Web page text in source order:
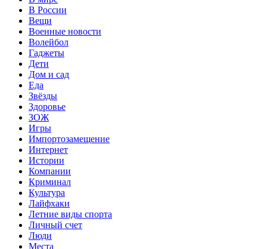
В России
Вещи
Военные новости
Волейбол
Гаджеты
Дети
Дом и сад
Еда
Звёзды
Здоровье
ЗОЖ
Игры
Импортозамещение
Интернет
Истории
Компании
Криминал
Культура
Лайфхаки
Летние виды спорта
Личный счет
Люди
Места